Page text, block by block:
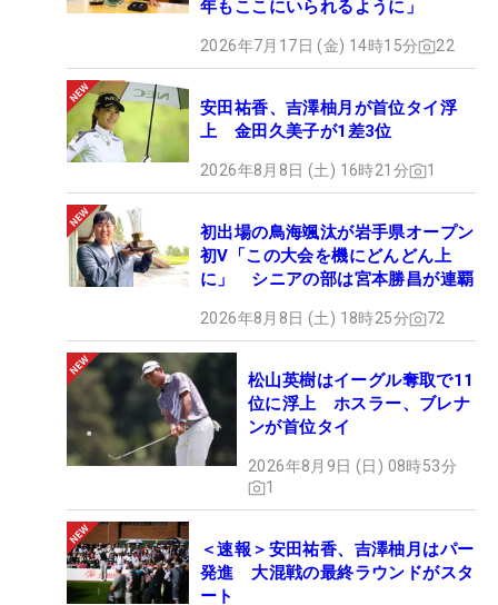
ルフができていなかった」と振り返るように、8月
の「横浜ミナト Championship 〜Fujiki
Centennial〜」以降、3試合連続で予選落ちを経験。
しかし、17年のツアー初優勝以来、毎年勝利を重ね
る中で、念願の日本タイトルを手にした。「日本オ
ープンは優勝したい大会の一つでした。今年はあま
り成績が良くなかったので、それで優勝できて本当
にうれしい」と語った。
常に冷静沈着なプレースタイルで知られる今平だ
が、優勝会見で『あれほど大きな声を出したことは
ありますか？』と問われると、「ないですね
（笑）」と照れ笑いを浮かべた。そのガッツポーズ
と叫び声は、平常心を貫く今平のゴルフ人生におけ
る特別な瞬間として、見る者の記憶に刻まれた。
感動的な優勝シーンを目撃できたことに、いまでも
胸が高鳴る。今平のさらなる飛躍を期待せずにはい
られない。（文・高木彩音）
年もここにいられるように」
2026年7月17日 (金) 14時15分 22
安田祐香、吉澤柚月が首位タイ浮
上 金田久美子が1差3位
2026年8月8日 (土) 16時21分 1
初出場の鳥海颯汰が岩手県オープン
初V「この大会を機にどんどん上
に」 シニアの部は宮本勝昌が連覇
2026年8月8日 (土) 18時25分 72
松山英樹はイーグル奪取で11
位に浮上 ホスラー、ブレナ
ンが首位タイ
2026年8月9日 (日) 08時53分
1
＜速報＞安田祐香、吉澤柚月はパー
発進 大混戦の最終ラウンドがスタ
ート